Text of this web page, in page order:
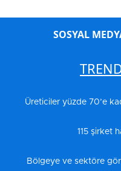
SOSYAL
Üreticiler yüzde 70’e
115 şirket
Bölgeye ve sektöre